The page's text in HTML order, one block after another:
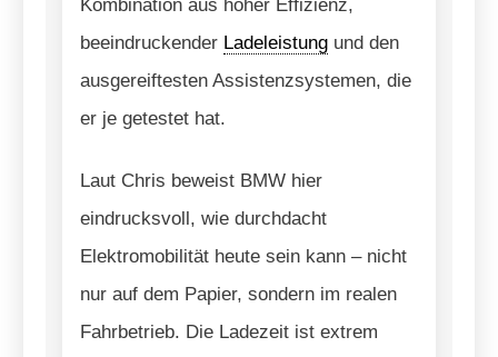
Kombination aus hoher Effizienz,
beeindruckender Ladeleistung und den
ausgereiftesten Assistenzsystemen, die
er je getestet hat.
Laut Chris beweist BMW hier
eindrucksvoll, wie durchdacht
Elektromobilität heute sein kann – nicht
nur auf dem Papier, sondern im realen
Fahrbetrieb. Die Ladezeit ist extrem